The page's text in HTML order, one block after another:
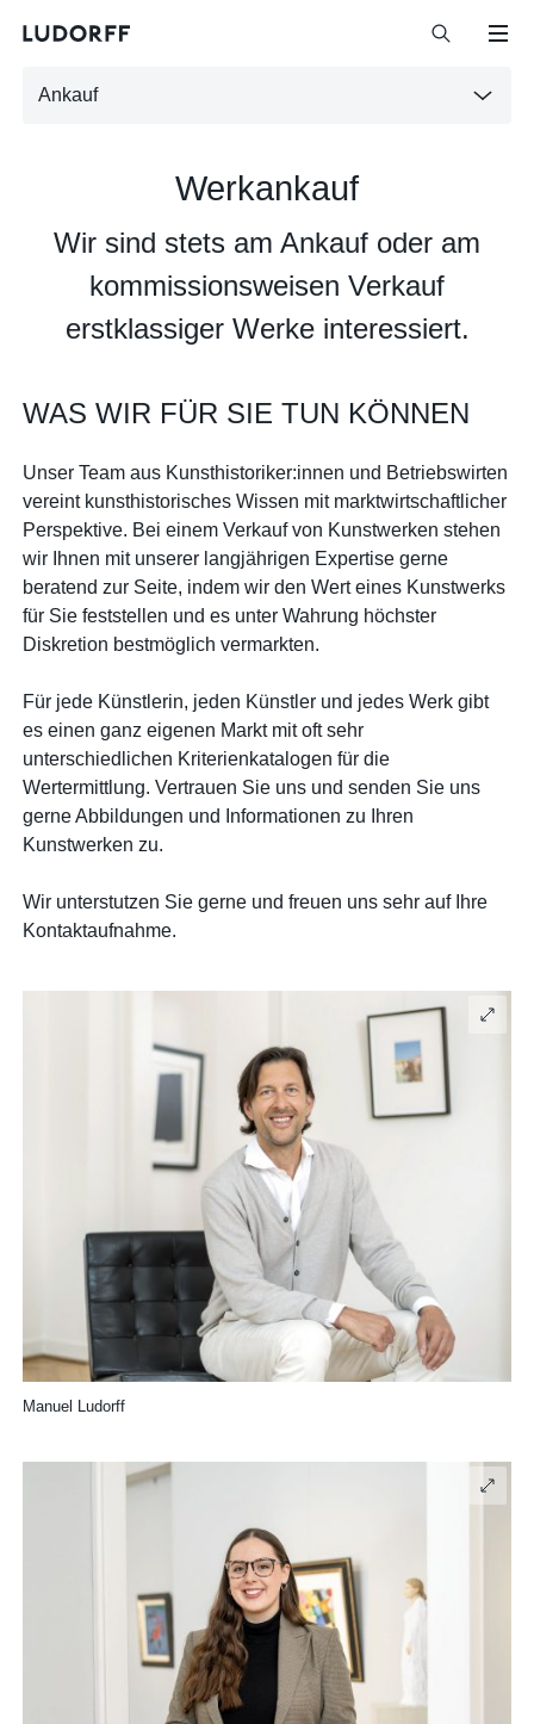
Ankauf
Werkankauf
Wir sind stets am Ankauf oder am
kommissionsweisen Verkauf
erstklassiger Werke interessiert.
WAS WIR FÜR SIE TUN KÖNNEN
Unser Team aus Kunsthistoriker:innen und Betriebswirten
vereint kunsthistorisches Wissen mit marktwirtschaftlicher
Perspektive. Bei einem Verkauf von Kunstwerken stehen
wir Ihnen mit unserer langjährigen Expertise gerne
beratend zur Seite, indem wir den Wert eines Kunstwerks
für Sie feststellen und es unter Wahrung höchster
Diskretion bestmöglich vermarkten.
Für jede Künstlerin, jeden Künstler und jedes Werk gibt
es einen ganz eigenen Markt mit oft sehr
unterschiedlichen Kriterienkatalogen für die
Wertermittlung. Vertrauen Sie uns und senden Sie uns
gerne Abbildungen und Informationen zu Ihren
Kunstwerken zu.
Wir unterstutzen Sie gerne und freuen uns sehr auf Ihre
Kontaktaufnahme.
Manuel Ludorff